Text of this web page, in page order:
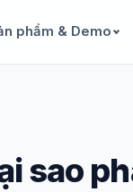
phẩm & Demo
sao